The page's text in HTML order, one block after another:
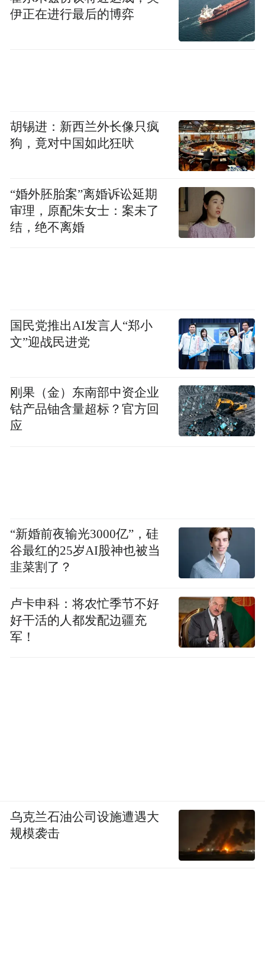
伊正在进行最后的博弈
胡锡进：新西兰外长像只疯
狗，竟对中国如此狂吠
“婚外胚胎案”离婚诉讼延期
审理，原配朱女士：案未了
结，绝不离婚
国民党推出AI发言人“郑小
文”迎战民进党
刚果（金）东南部中资企业
钴产品铀含量超标？官方回
应
“新婚前夜输光3000亿”，硅
谷最红的25岁AI股神也被当
韭菜割了？
卢卡申科：将农忙季节不好
好干活的人都发配边疆充
军！
乌克兰石油公司设施遭遇大
规模袭击